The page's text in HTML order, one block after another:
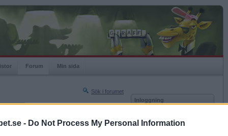
- Do Not Process My Personal Information
Forum Min sida
Sök i forumet
Nästa sida »
Inloggning